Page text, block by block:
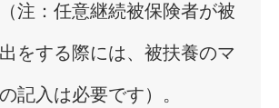
注：任意継続被保険者が被
をする際には、被扶養のマ
記入は必要です）。